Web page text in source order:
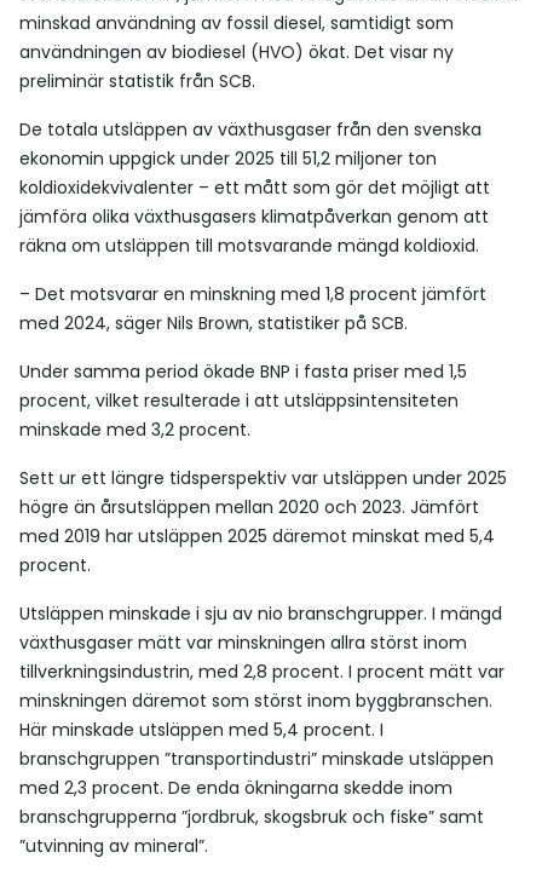
minskad användning av fossil diesel, samtidigt som
användningen av biodiesel (HVO) ökat. Det visar ny
preliminär statistik från SCB.
De totala utsläppen av växthusgaser från den svenska
ekonomin uppgick under 2025 till 51,2 miljoner ton
koldioxidekvivalenter – ett mått som gör det möjligt att
jämföra olika växthusgasers klimatpåverkan genom att
räkna om utsläppen till motsvarande mängd koldioxid.
– Det motsvarar en minskning med 1,8 procent jämfört
med 2024, säger Nils Brown, statistiker på SCB.
Under samma period ökade BNP i fasta priser med 1,5
procent, vilket resulterade i att utsläppsintensiteten
minskade med 3,2 procent.
Sett ur ett längre tidsperspektiv var utsläppen under 2025
högre än årsutsläppen mellan 2020 och 2023. Jämfört
med 2019 har utsläppen 2025 däremot minskat med 5,4
procent.
Utsläppen minskade i sju av nio branschgrupper. I mängd
växthusgaser mätt var minskningen allra störst inom
tillverkningsindustrin, med 2,8 procent. I procent mätt var
minskningen däremot som störst inom byggbranschen.
Här minskade utsläppen med 5,4 procent. I
branschgruppen ”transportindustri” minskade utsläppen
med 2,3 procent. De enda ökningarna skedde inom
branschgrupperna ”jordbruk, skogsbruk och fiske” samt
”utvinning av mineral”.